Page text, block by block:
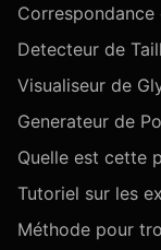
Detecteur de
Visualiseur de
Generateur de
Quelle est cette
Tutoriel sur les
Méthode pour